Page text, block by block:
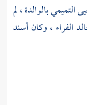
التميميبالوالدة ، لم
الفراء ، وكان أسند